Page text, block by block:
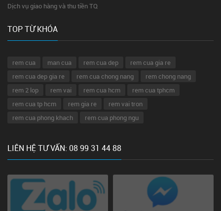
Dịch vụ giao hàng và thu tiền TQ
TOP TỪ KHÓA
rem cua man cua rem cua dep
rem cua gia re
rem cua dep gia re
rem cua chong nang
rem chong nang
rem 2 lop
rem vai rem cua hcm
rem cua tphcm
rem cua tp hcm
rem gia re
rem vai tron
rem cua phong khach
rem cua phong ngu
LIÊN HỆ TƯ VẤN: 08 99 31 44 88